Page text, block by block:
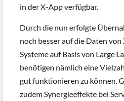
in der X-App verfügbar.
Durch die nun erfolgte
noch besser auf die Daten
Systeme auf Basis von Large
benötigen nämlich eine
gut funktionieren zu können.
zudem Synergieeffekte bei